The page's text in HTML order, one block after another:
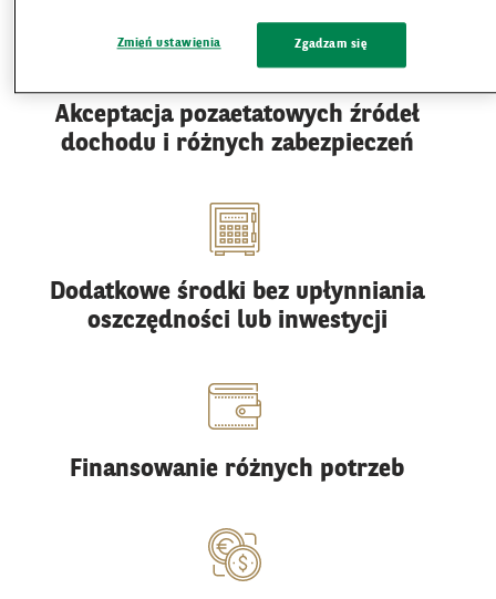
Akceptacja pozaetatowych źródeł
dochodu i różnych zabezpieczeń
Dodatkowe środki bez upłynniania
oszczędności lub inwestycji
Finansowanie różnych potrzeb
Zmień ustawienia Zgadzam się